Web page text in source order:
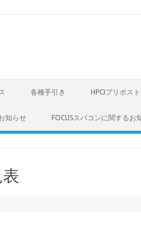
各種手引き HPCIプリポス
知らせ FOCUSスパコンに関するお